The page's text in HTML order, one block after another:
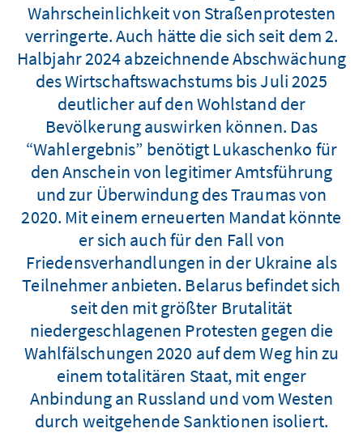
Wahrscheinlichkeit von Straßenprotesten
verringerte. Auch hätte die sich seit dem 2.
Halbjahr 2024 abzeichnende Abschwächung
des Wirtschaftswachstums bis Juli 2025
deutlicher auf den Wohlstand der
Bevölkerung auswirken können. Das
“Wahlergebnis” benötigt Lukaschenko für
den Anschein von legitimer Amtsführung
und zur Überwindung des Traumas von
2020. Mit einem erneuerten Mandat könnte
er sich auch für den Fall von
Friedensverhandlungen in der Ukraine als
Teilnehmer anbieten. Belarus befindet sich
seit den mit größter Brutalität
niedergeschlagenen Protesten gegen die
Wahlfälschungen 2020 auf dem Weg hin zu
einem totalitären Staat, mit enger
Anbindung an Russland und vom Westen
durch weitgehende Sanktionen isoliert.